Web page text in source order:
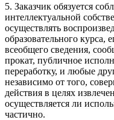
5. Заказчик обязуется
интеллектуальной
осуществлять
образовательного курса,
всеобщего сведения,
прокат, публичное
переработку, и любые
независимо от того,
действия в целях
осуществляется ли
частично.